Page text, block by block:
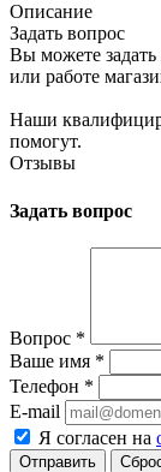
Описание
Задать вопрос
Вы можете
или работе
Наши
помогут.
Отзывы
Задать вопрос
Вопрос *
Ваше имя *
Телефон *
E-mail
Я согласен на